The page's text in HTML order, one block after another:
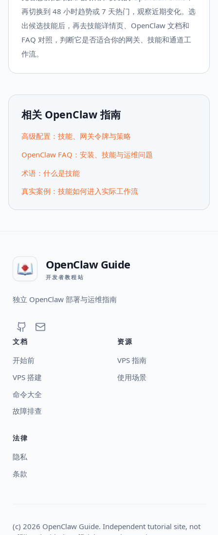
再切换到 48 小时趋势或 7 天热门，观察近期变化。选
出候选技能后，再去技能详情页、OpenClaw 文档和
FAQ 对照，判断它是否适合你的网关、技能和通道工
作流。
相关 OpenClaw 指南
高级配置：技能、网关令牌与策略
OpenClaw FAQ：安装、技能与运维问题
术语：什么是技能
真实案例：技能如何进入实际工作流
OpenClaw Guide
开发者教程站
独立 OpenClaw 部署与运维指南
文档
开始前
VPS 搭建
命令大全
故障排查
资源
VPS 指南
使用场景
法律
隐私
条款
(c) 2026 OpenClaw Guide. Independent tutorial site, not